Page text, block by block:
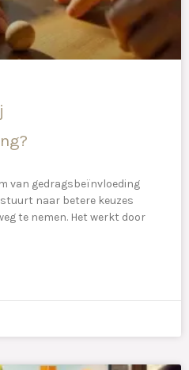
van gedragsbeïnvloeding
naar betere keuzes
te nemen. Het werkt door